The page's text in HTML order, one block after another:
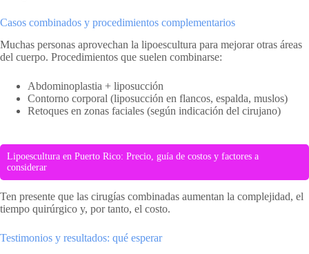
Casos combinados y procedimientos complementarios
Muchas personas aprovechan la lipoescultura para mejorar otras áreas
del cuerpo. Procedimientos que suelen combinarse:
Abdominoplastia + liposucción
Contorno corporal (liposucción en flancos, espalda, muslos)
Retoques en zonas faciales (según indicación del cirujano)
Lipoescultura en Puerto Rico: Precio, guía de costos y factores a
considerar
Ten presente que las cirugías combinadas aumentan la complejidad, el
tiempo quirúrgico y, por tanto, el costo.
Testimonios y resultados: qué esperar